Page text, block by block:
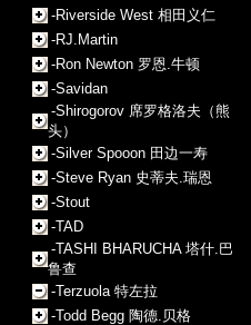
-Riverside West 相田义仁
-RJ.Martin
-Ron Newton 罗恩.牛顿
-Savidan
-Shirogorov 席罗格洛夫（熊
头）
-Silver Spooon 田边一寿
-Steve Ryan 史蒂夫.瑞恩
-Stout
-TAD
-TASHI BHARUCHA 塔什.巴
鲁查
-Terzuola 特左拉
-Todd Begg 陶德.贝格